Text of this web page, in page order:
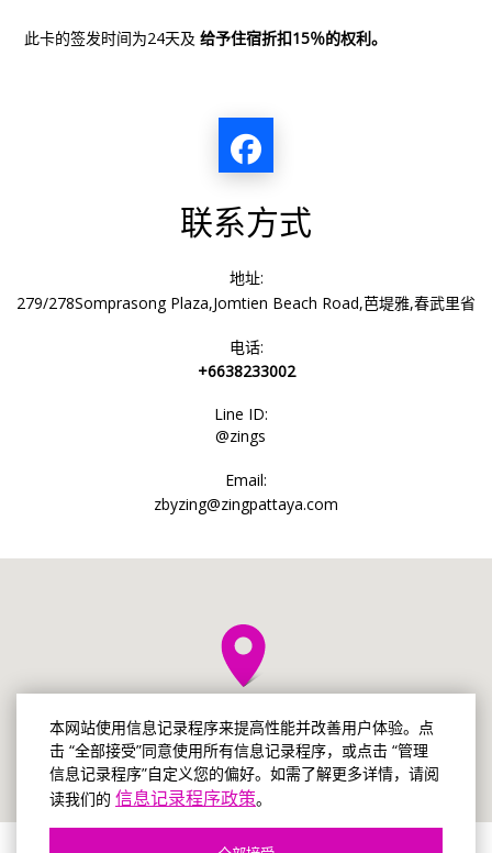
本网站使用信息记录程序来提高性能并改善用户体验。点
击 “全部接受”同意使用所有信息记录程序，或点击 “管理
信息记录程序”自定义您的偏好。如需了解更多详情，请阅
读我们的 信息记录程序政策。
此卡的签发时间为24天及给予住宿折扣15％的权利。
联系方式
地址:
279/278Somprasong Plaza,Jomtien Beach Road,芭堤雅,春武里省
电话:
+6638233002
Line ID:
@zings
Email:
zbyzing@zingpattaya.com